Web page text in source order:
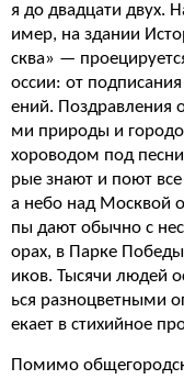
я до двадцати двух.
имер, на здании
сква» —
оссии: от
ений. Поздравления
ми природы и
хороводом под
рые знают и поют
а небо над Москвой
пы дают обычно с
орах, в Парке
иков. Тысячи людей
ься разноцветными
екает в стихийное
Помимо